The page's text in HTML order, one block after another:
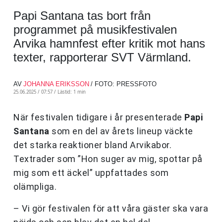
Papi Santana tas bort från
programmet på musikfestivalen
Arvika hamnfest efter kritik mot hans
texter, rapporterar SVT Värmland.
AV JOHANNA ERIKSSON / FOTO: PRESSFOTO
25.06.2025 / 07:57 / Lästid: 1 min
När festivalen tidigare i år presenterade Papi
Santana som en del av årets lineup väckte
det starka reaktioner bland Arvikabor.
Textrader som ”Hon suger av mig, spottar på
mig som ett äckel” uppfattades som
olämpliga.
– Vi gör festivalen för att våra gäster ska vara